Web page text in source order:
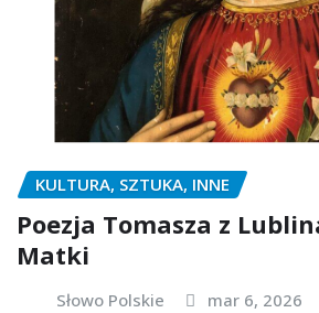
KULTURA, SZTUKA, INNE
Poezja Tomasza z
Matki
Słowo Polskie mar 6, 2026